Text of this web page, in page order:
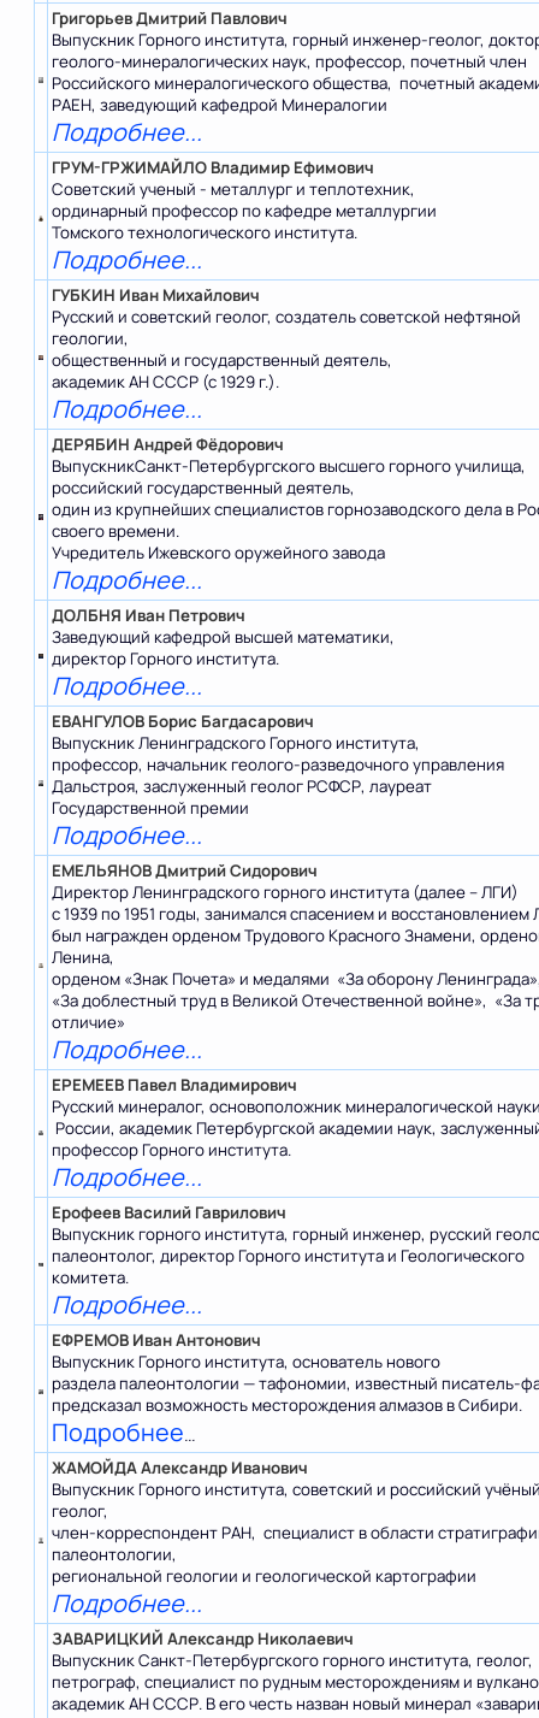
Григорьев Дмитрий Павлович
Выпускник Горного института, горный инженер-геолог,
геолого-минералогических наук, профессор, почетный член
Российского минералогического общества, почетный
РАЕН, заведующий кафедрой Минералогии
Подробнее...
ГРУМ-ГРЖИМАЙЛО Владимир Ефимович
Советский ученый - металлург и теплотехник,
ординарный профессор по кафедре металлургии
Томского технологического института.
Подробнее...
ГУБКИН Иван Михайлович
Русский и советский геолог, создатель советской нефтяной
геологии,
общественный и государственный деятель,
академик АН СССР (с 1929 г.).
Подробнее...
ДЕРЯБИН Андрей Фёдорович
ВыпускникСанкт-Петербургского высшего горного училища,
российский государственный деятель,
один из крупнейших специалистов горнозаводского дела в
своего времени.
Учредитель Ижевского оружейного завода
Подробнее...
ДОЛБНЯ Иван Петрович
Заведующий кафедрой высшей математики,
директор Горного института.
Подробнее...
ЕВАНГУЛОВ Борис Багдасарович
Выпускник Ленинградского Горного института,
профессор, начальник геолого-разведочного управления
Дальстроя, заслуженный геолог РСФСР, лауреат
Государственной премии
Подробнее...
ЕМЕЛЬЯНОВ Дмитрий Сидорович
Директор Ленинградского горного института (далее – ЛГИ)
с 1939 по 1951 годы, занимался спасением и восстановлением
был награжден орденом Трудового Красного Знамени,
Ленина,
орденом «Знак Почета» и медалями «За оборону
«За доблестный труд в Великой Отечественной войне», «За
отличие»
Подробнее...
ЕРЕМЕЕВ Павел Владимирович
Русский минералог, основоположник минералогической
России, академик Петербургской академии наук,
профессор Горного института.
Подробнее...
Ерофеев Василий Гаврилович
Выпускник горного института, горный инженер, русский
палеонтолог, директор Горного института и Геологического
комитета.
Подробнее...
ЕФРЕМОВ Иван Антонович
Выпускник Горного института, основатель нового
раздела палеонтологии — тафономии, известный писатель-
предсказал возможность месторождения алмазов в Сибири.
Подробнее...
ЖАМОЙДА Александр Иванович
Выпускник Горного института, советский и российский
геолог,
член-корреспондент РАН, специалист в области
палеонтологии,
региональной геологии и геологической картографии
Подробнее...
ЗАВАРИЦКИЙ Александр Николаевич
Выпускник Санкт-Петербургского горного института, геолог,
петрограф, специалист по рудным месторождениям и
академик АН СССР. В его честь назван новый минерал